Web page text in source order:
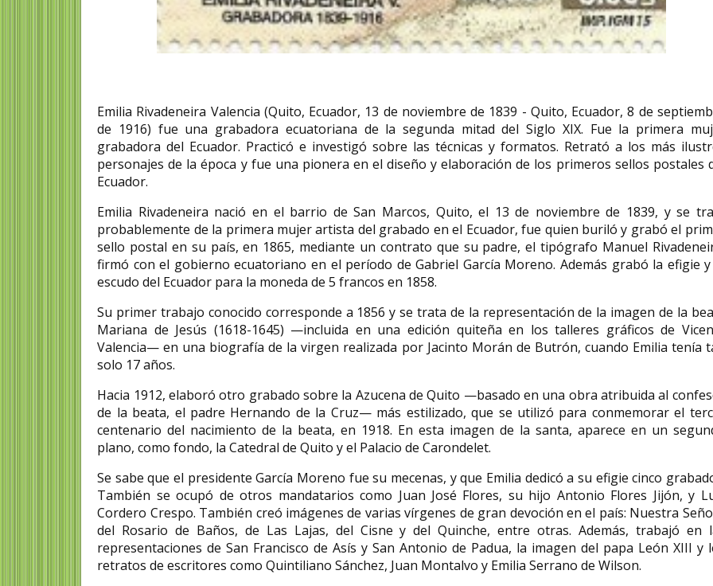
Emilia Rivadeneira Valencia (Quito, Ecuador, 13 de noviembre de 1839 - Quito, Ecuador, 8 de
de 1916) fue una grabadora ecuatoriana de la segunda mitad del Siglo XIX. Fue la primera
grabadora del Ecuador. Practicó e investigó sobre las técnicas y formatos. Retrató a los más
personajes de la época y fue una pionera en el diseño y elaboración de los primeros sellos postales
Ecuador.
Emilia Rivadeneira nació en el barrio de San Marcos, Quito, el 13 de noviembre de 1839, y se
probablemente de la primera mujer artista del grabado en el Ecuador, fue quien buriló y grabó el
sello postal en su país, en 1865, mediante un contrato que su padre, el tipógrafo Manuel
firmó con el gobierno ecuatoriano en el período de Gabriel García Moreno. Además grabó la efigie
escudo del Ecuador para la moneda de 5 francos en 1858.
Su primer trabajo conocido corresponde a 1856 y se trata de la representación de la imagen de la
Mariana de Jesús (1618-1645) —incluida en una edición quiteña en los talleres gráficos de
Valencia— en una biografía de la virgen realizada por Jacinto Morán de Butrón, cuando Emilia tenía
solo 17 años.
Hacia 1912, elaboró otro grabado sobre la Azucena de Quito —basado en una obra atribuida al
de la beata, el padre Hernando de la Cruz— más estilizado, que se utilizó para conmemorar el
centenario del nacimiento de la beata, en 1918. En esta imagen de la santa, aparece en un
plano, como fondo, la Catedral de Quito y el Palacio de Carondelet.
Se sabe que el presidente García Moreno fue su mecenas, y que Emilia dedicó a su efigie cinco
También se ocupó de otros mandatarios como Juan José Flores, su hijo Antonio Flores Jijón, y
Cordero Crespo. También creó imágenes de varias vírgenes de gran devoción en el país: Nuestra
del Rosario de Baños, de Las Lajas, del Cisne y del Quinche, entre otras. Además, trabajó en
representaciones de San Francisco de Asís y San Antonio de Padua, la imagen del papa León XIII y
retratos de escritores como Quintiliano Sánchez, Juan Montalvo y Emilia Serrano de Wilson.
Marga Meusel defendió
valientemente a los
privados de sus derechos
Margarete "Marga" Meusel (26 de
mayo de 1897, Falkenberg OS, - 16
de mayo de 1953, ...
paleontóloga
Mignon Talbot (16 de
1869-18 de julio de
paleontóloga